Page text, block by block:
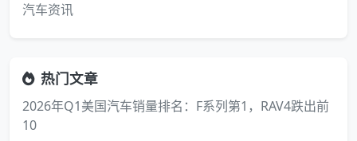
汽车资讯
热门文章
2026年Q1美国汽车销量排名：F系列第1，RAV4跌出前
10